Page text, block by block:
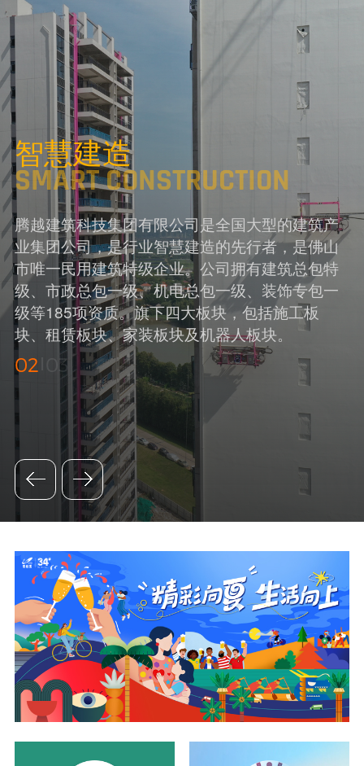
智慧建造
SMART CONSTRUCTION
腾越建筑科技集团有限公司是全国大型的建筑产
业集团公司，是行业智慧建造的先行者，是佛山
市唯一民用建筑特级企业。公司拥有建筑总包特
级、市政总包一级、机电总包一级、装饰专包一
级等185项资质。旗下四大板块，包括施工板
块、租赁板块、家装板块及机器人板块。
02 03